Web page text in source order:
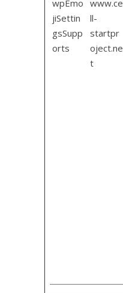
wpEmo
jiSettin
gsSupp
orts
www.ce
ll-
startpr
oject.ne
t